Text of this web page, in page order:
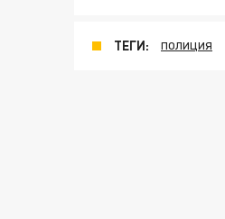
ТЕГИ: ПОЛИЦИЯ